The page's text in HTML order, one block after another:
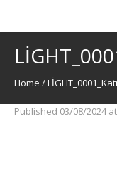
Home /
Published 03/08/2024at